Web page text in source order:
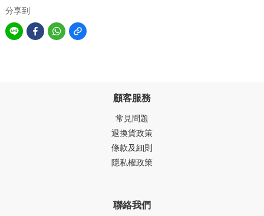
分享到
顧客服務
常見問題
退換貨政策
條款及細則
隱私權政策
聯絡我們